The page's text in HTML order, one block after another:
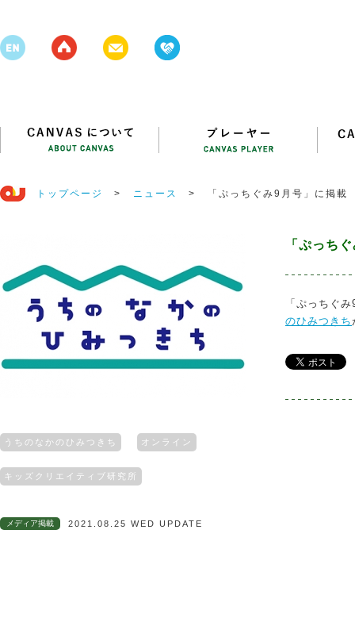
トップページ > ニュース > 「ぷっちぐみ9月号」に掲載
うちのなかのひみつきち オンライン
キッズクリエイティブ研究所
メディア掲載 2021.08.25 WED UPDATE
「ぷっち
「ぷっちぐ
のひみつきち